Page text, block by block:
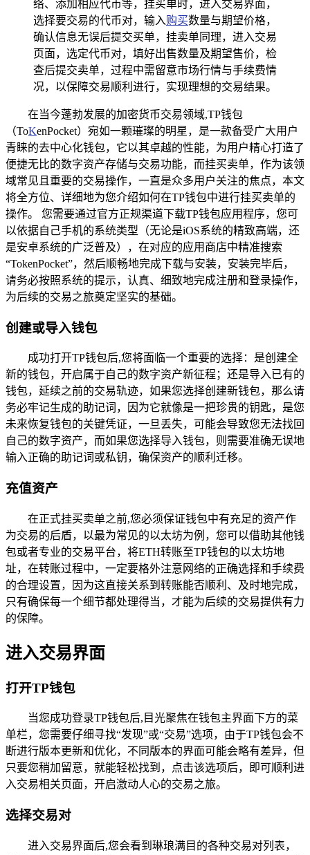
络、添加相应代币等，挂买单时，进入交易界面，
选择要交易的代币对，输入购买数量与期望价格，
确认信息无误后提交买单，挂卖单同理，进入交易
页面，选定代币对，填好出售数量及期望售价，检
查后提交卖单，过程中需留意市场行情与手续费情
况，以保障交易顺利进行，实现理想的交易结果。
在当今蓬勃发展的加密货币交易领域,TP钱包
（ToKenPocket）宛如一颗璀璨的明星，是一款备受广大用户
青睐的去中心化钱包，它以其卓越的性能，为用户精心打造了
便捷无比的数字资产存储与交易功能，而挂买卖单，作为该领
域常见且重要的交易操作，一直是众多用户关注的焦点，本文
将全方位、详细地为您介绍如何在TP钱包中进行挂买卖单的
操作。 您需要通过官方正规渠道下载TP钱包应用程序，您可
以依据自己手机的系统类型（无论是iOS系统的精致高端，还
是安卓系统的广泛普及），在对应的应用商店中精准搜索
“TokenPocket”，然后顺畅地完成下载与安装，安装完毕后，
请务必按照系统的提示，认真、细致地完成注册和登录操作，
为后续的交易之旅奠定坚实的基础。
创建或导入钱包
成功打开TP钱包后,您将面临一个重要的选择：是创建全
新的钱包，开启属于自己的数字资产新征程；还是导入已有的
钱包，延续之前的交易轨迹，如果您选择创建新钱包，那么请
务必牢记生成的助记词，因为它就像是一把珍贵的钥匙，是您
未来恢复钱包的关键凭证，一旦丢失，可能会导致您无法找回
自己的数字资产，而如果您选择导入钱包，则需要准确无误地
输入正确的助记词或私钥，确保资产的顺利迁移。
充值资产
在正式挂买卖单之前,您必须保证钱包中有充足的资产作
为交易的后盾，以最为常见的以太坊为例，您可以借助其他钱
包或者专业的交易平台，将ETH转账至TP钱包的以太坊地
址，在转账过程中，一定要格外注意网络的正确选择和手续费
的合理设置，因为这直接关系到转账能否顺利、及时地完成，
只有确保每一个细节都处理得当，才能为后续的交易提供有力
的保障。
进入交易界面
打开TP钱包
当您成功登录TP钱包后,目光聚焦在钱包主界面下方的菜
单栏，您需要仔细寻找“发现”或“交易”选项，由于TP钱包会不
断进行版本更新和优化，不同版本的界面可能会略有差异，但
只要您稍加留意，就能轻松找到，点击该选项后，即可顺利进
入交易相关页面，开启激动人心的交易之旅。
选择交易对
进入交易界面后,您会看到琳琅满目的各种交易对列表，